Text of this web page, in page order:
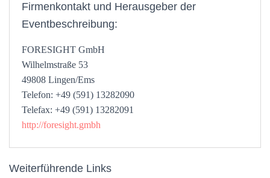
Firmenkontakt und Herausgeber der
Eventbeschreibung:
FORESIGHT GmbH
Wilhelmstraße 53
49808 Lingen/Ems
Telefon: +49 (591) 13282090
Telefax: +49 (591) 13282091
http://foresight.gmbh
Weiterführende Links